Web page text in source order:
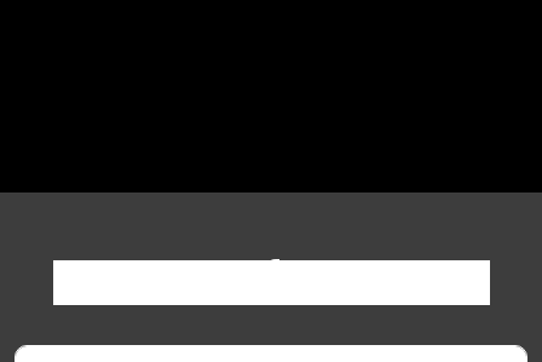
Richiedi informazioni